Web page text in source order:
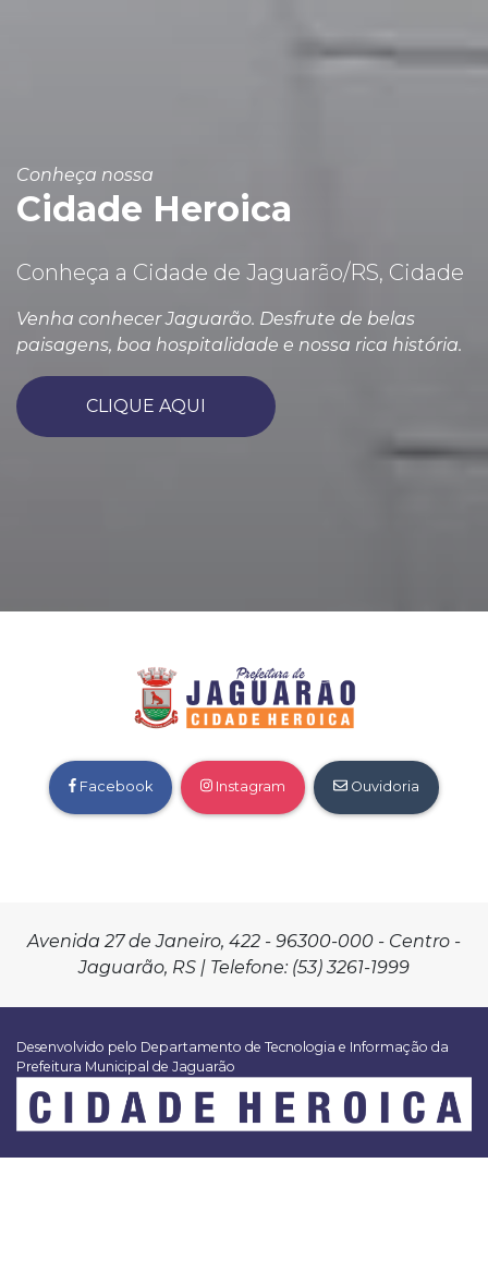
Conheça nossa
Cidade Heroica
Conheça a Cidade de Jaguarão/RS, Cidade
Venha conhecer Jaguarão. Desfrute de belas
paisagens, boa hospitalidade e nossa rica história.
CLIQUE AQUI
Facebook Instagram Ouvidoria
Avenida 27 de Janeiro, 422 - 96300-000 - Centro -
Jaguarão, RS | Telefone: (53) 3261-1999
Desenvolvido pelo Departamento de Tecnologia e Informação da
Prefeitura Municipal de Jaguarão